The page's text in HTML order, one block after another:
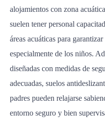
alojamientos con zona
suelen tener personal
áreas acuáticas para
especialmente de los niños.
diseñadas con medidas de
adecuadas, suelos
padres pueden relajarse
entorno seguro y bien